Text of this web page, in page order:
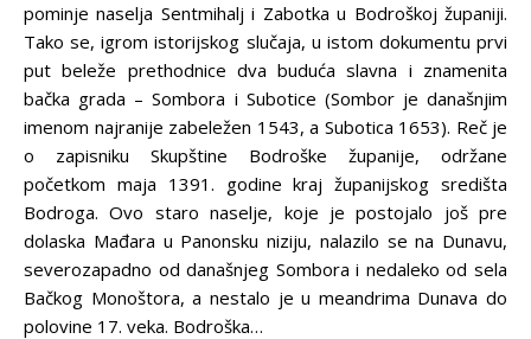
pominje naselja Sentmihalj i Zabotka u Bodroškoj županiji.
Tako se, igrom istorijskog slučaja, u istom dokumentu prvi
put beleže prethodnice dva buduća slavna i znamenita
bačka grada – Sombora i Subotice (Sombor je današnjim
imenom najranije zabeležen 1543, a Subotica 1653). Reč je
o zapisniku Skupštine Bodroške županije, održane
početkom maja 1391. godine kraj županijskog središta
Bodroga. Ovo staro naselje, koje je postojalo još pre
dolaska Mađara u Panonsku niziju, nalazilo se na Dunavu,
severozapadno od današnjeg Sombora i nedaleko od sela
Bačkog Monoštora, a nestalo je u meandrima Dunava do
polovine 17. veka. Bodroška…